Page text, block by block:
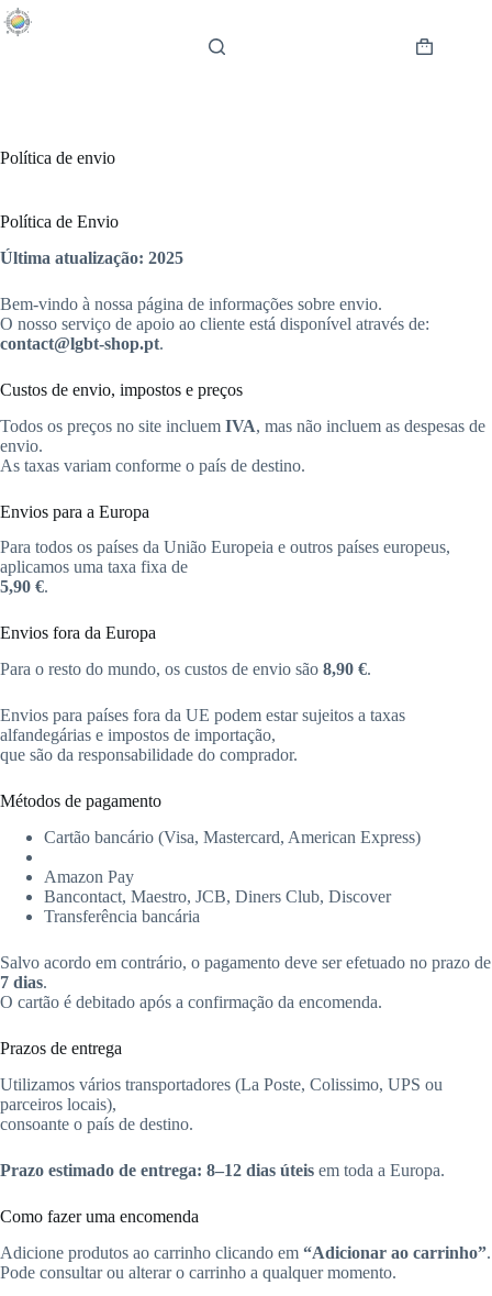
Pular
para
Carrinho
Política de envio
Política de Envio
Última atualização: 2025
Bem-vindo à nossa página de informações sobre envio.
O nosso serviço de apoio ao cliente está disponível através de:
contact@lgbt-shop.pt.
Custos de envio, impostos e preços
Todos os preços no site incluem IVA, mas não incluem as despesas de
envio.
As taxas variam conforme o país de destino.
Envios para a Europa
Para todos os países da União Europeia e outros países europeus,
aplicamos uma taxa fixa de
5,90 €.
Envios fora da Europa
Para o resto do mundo, os custos de envio são 8,90 €.
Envios para países fora da UE podem estar sujeitos a taxas
alfandegárias e impostos de importação,
que são da responsabilidade do comprador.
Métodos de pagamento
Cartão bancário (Visa, Mastercard, American Express)
Amazon Pay
Bancontact, Maestro, JCB, Diners Club, Discover
Transferência bancária
Salvo acordo em contrário, o pagamento deve ser efetuado no prazo de
7 dias.
O cartão é debitado após a confirmação da encomenda.
Prazos de entrega
Utilizamos vários transportadores (La Poste, Colissimo, UPS ou
parceiros locais),
consoante o país de destino.
Prazo estimado de entrega: 8–12 dias úteis em toda a Europa.
Como fazer uma encomenda
Adicione produtos ao carrinho clicando em “Adicionar ao carrinho”.
Pode consultar ou alterar o carrinho a qualquer momento.